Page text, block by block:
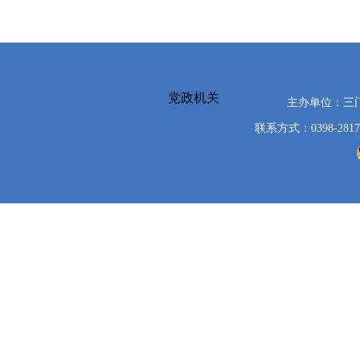
党政机关 主办单位：
联系方式：0398-